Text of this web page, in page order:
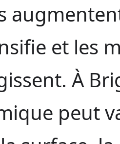
et les
À
peut